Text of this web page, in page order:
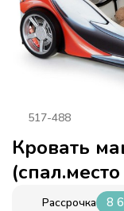
517-488
Кровать
Рассрочка 8